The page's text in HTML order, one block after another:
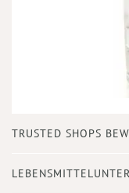
Anfang
Bildergalerie
TRUSTED SHOPS